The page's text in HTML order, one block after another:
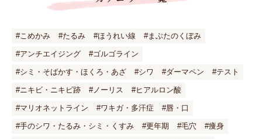
#こめかみ #たるみ #ほうれい線 #まぶたのくぼみ
#アンチエイジング #ゴルゴライン
#シミ・そばかす・ほくろ・あざ #シワ #ダーマペン #テスト
#ニキビ・ニキビ跡 #ノーリス #ヒアルロン酸
#マリオネットライン #ワキガ・多汗症 #唇・口
#手のシワ・たるみ・シミ・くすみ #更年期 #毛穴 #痩身